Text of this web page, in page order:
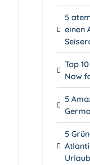
5
einen
Top
Now
5
5